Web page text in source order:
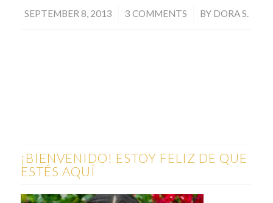
SEPTEMBER 8, 2013
/ 3 COMMENTS
/ BY DORA S.
¡BIENVENIDO! ESTOY FELIZ DE QUE
ESTÉS AQUÍ